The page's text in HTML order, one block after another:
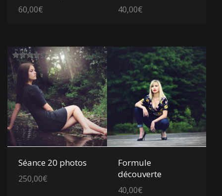
60,00€ 40,00€
Note
5.00
sur 5
Voir les détails
Séance 20 photos
250,00€
Voir les détails
Formule
découverte
40,00€